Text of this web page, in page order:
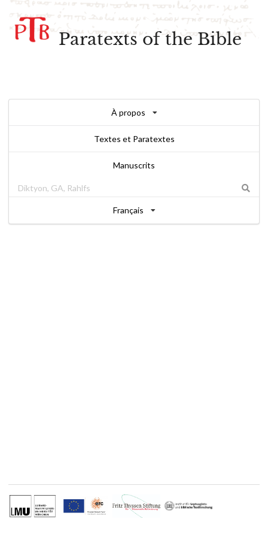
Paratexts of the Bible
À propos
Textes et Paratextes
Manuscrits
Français